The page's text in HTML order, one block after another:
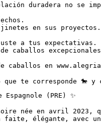
duradera no se
jinetes en sus
a tus
de caballos
caballos en
te corresponde 🐎
Espagnole (PRE) ✨
née en avril 2023,
élégante, avec